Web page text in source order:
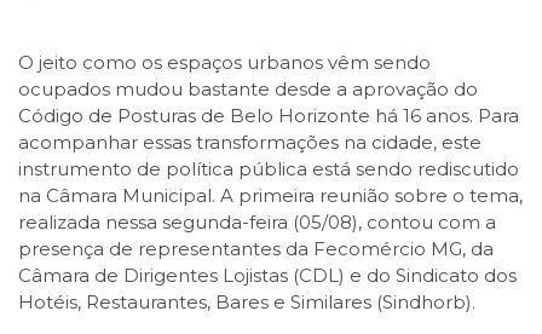
O jeito como os espaços urbanos vêm sendo
ocupados mudou bastante desde a aprovação do
Código de Posturas de Belo Horizonte há 16 anos. Para
acompanhar essas transformações na cidade, este
instrumento de política pública está sendo rediscutido
na Câmara Municipal. A primeira reunião sobre o tema,
realizada nessa segunda-feira (05/08), contou com a
presença de representantes da Fecomércio MG, da
Câmara de Dirigentes Lojistas (CDL) e do Sindicato dos
Hotéis, Restaurantes, Bares e Similares (Sindhorb).